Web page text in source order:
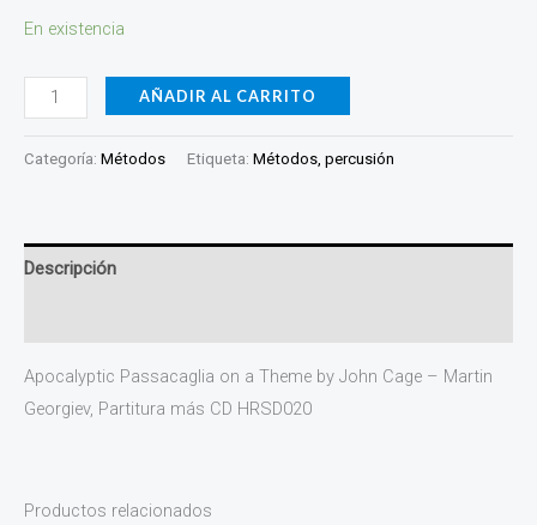
En existencia
AÑADIR AL CARRITO
Categoría: Métodos Etiqueta: Métodos, percusión
Descripción
Apocalyptic Passacaglia on a Theme by John Cage – Martin
Georgiev, Partitura más CD HRSD020
Productos relacionados